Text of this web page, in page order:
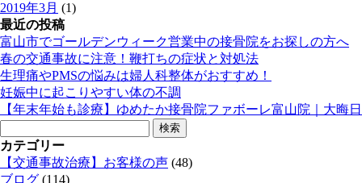
2019年3月 (1)
最近の投稿
富山市でゴールデンウィーク営業中の接骨院をお探しの方へ
春の交通事故に注意！鞭打ちの症状と対処法
生理痛やPMSの悩みは婦人科整体がおすすめ！
妊娠中に起こりやすい体の不調
【年末年始も診療】ゆめたか接骨院ファボーレ富山院｜大晦
検
索:
カテゴリー
【交通事故治療】お客様の声 (48)
ブログ (114)